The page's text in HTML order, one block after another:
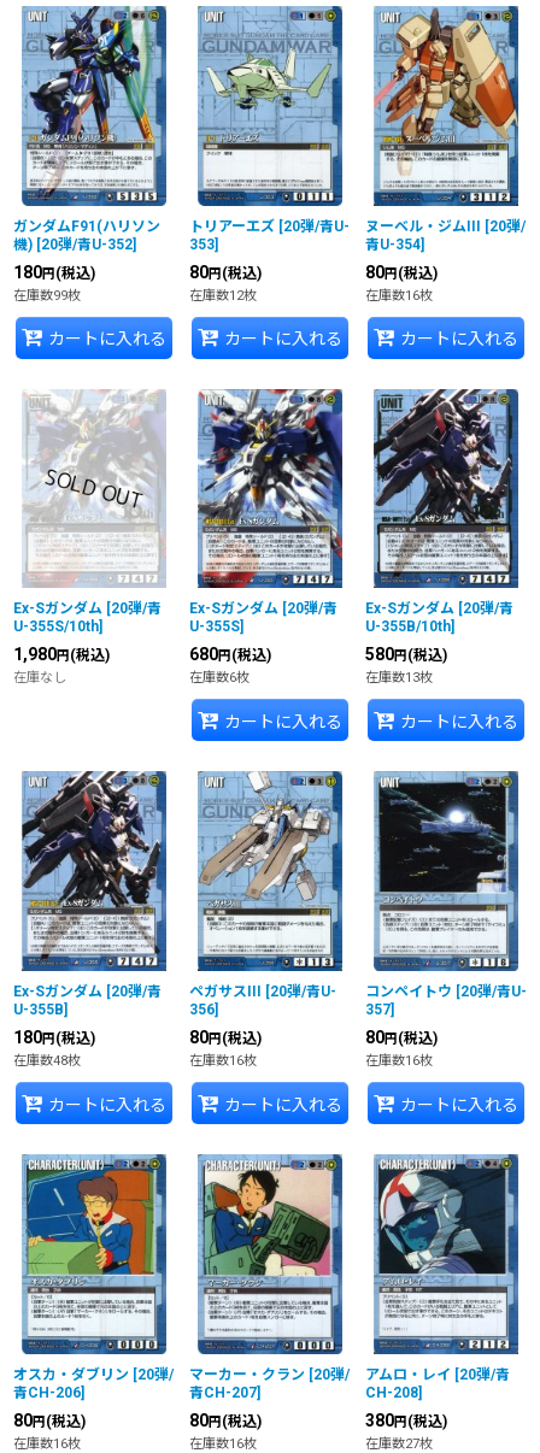
ガンダムF91(ハリソン
機) [20弾/青U-352]
180円 (税込)
在庫数99枚
カートに入れる
トリアーエズ [20弾/青U-
353]
80円 (税込)
在庫数12枚
カートに入れる
ヌーベル・ジムIII [20弾/
青U-354]
80円 (税込)
在庫数16枚
カートに入れる
Ex-Sガンダム [20弾/青
U-355S/10th]
1,980円 (税込)
在庫なし
Ex-Sガンダム [20弾/青
U-355S]
680円 (税込)
在庫数6枚
カートに入れる
Ex-Sガンダム [20弾/青
U-355B/10th]
580円 (税込)
在庫数13枚
カートに入れる
Ex-Sガンダム [20弾/青
U-355B]
180円 (税込)
在庫数48枚
カートに入れる
ペガサスIII [20弾/青U-
356]
80円 (税込)
在庫数16枚
カートに入れる
コンペイトウ [20弾/青U-
357]
80円 (税込)
在庫数16枚
カートに入れる
オスカ・ダブリン [20弾/
青CH-206]
80円 (税込)
在庫数16枚
マーカー・クラン [20弾/
青CH-207]
80円 (税込)
在庫数16枚
アムロ・レイ [20弾/青
CH-208]
380円 (税込)
在庫数27枚